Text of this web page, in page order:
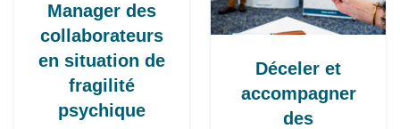
Manager des
collaborateurs
en situation de
fragilité
psychique
Déceler et
accompagner
des